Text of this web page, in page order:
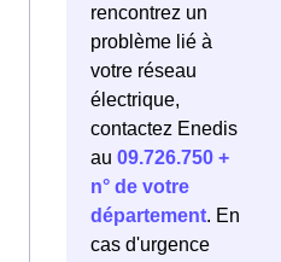
rencontrez un
problème lié à
votre réseau
électrique,
contactez Enedis
au 09.726.750 +
n° de votre
département. En
cas d'urgence